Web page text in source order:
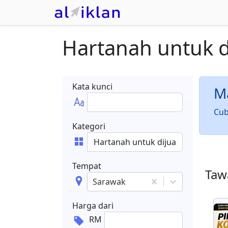
Hartanah untuk
Kata kunci
Kategori
Tempat
Sarawak
Harga dari
RM